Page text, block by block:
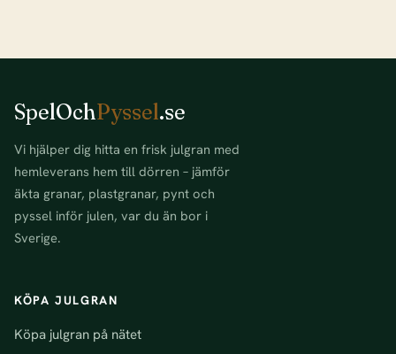
SpelOchPyssel.se
Vi hjälper dig hitta en frisk julgran med
hemleverans hem till dörren – jämför
äkta granar, plastgranar, pynt och
pyssel inför julen, var du än bor i
Sverige.
KÖPA JULGRAN
Köpa julgran på nätet